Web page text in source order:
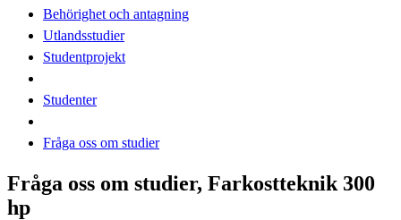
Behörighet och antagning
Utlandsstudier
Studentprojekt
Studenter
Fråga oss om studier
Fråga oss om studier, Farkostteknik 300
hp